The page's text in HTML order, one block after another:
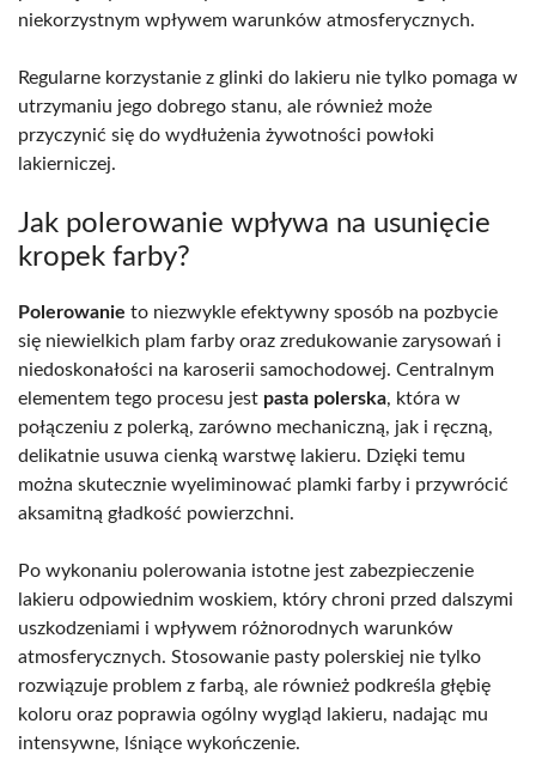
niekorzystnym wpływem warunków atmosferycznych.
Regularne korzystanie z glinki do lakieru nie tylko pomaga w
utrzymaniu jego dobrego stanu, ale również może
przyczynić się do wydłużenia żywotności powłoki
lakierniczej.
Jak polerowanie wpływa na usunięcie
kropek farby?
Polerowanie to niezwykle efektywny sposób na pozbycie
się niewielkich plam farby oraz zredukowanie zarysowań i
niedoskonałości na karoserii samochodowej. Centralnym
elementem tego procesu jest pasta polerska, która w
połączeniu z polerką, zarówno mechaniczną, jak i ręczną,
delikatnie usuwa cienką warstwę lakieru. Dzięki temu
można skutecznie wyeliminować plamki farby i przywrócić
aksamitną gładkość powierzchni.
Po wykonaniu polerowania istotne jest zabezpieczenie
lakieru odpowiednim woskiem, który chroni przed dalszymi
uszkodzeniami i wpływem różnorodnych warunków
atmosferycznych. Stosowanie pasty polerskiej nie tylko
rozwiązuje problem z farbą, ale również podkreśla głębię
koloru oraz poprawia ogólny wygląd lakieru, nadając mu
intensywne, lśniące wykończenie.